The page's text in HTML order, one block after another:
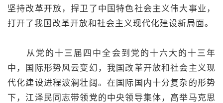
坚持改革开放，捍卫了中国特色社会主义伟大事业，
打开了我国改革开放和社会主义现代化建设新局面。
从党的十三届四中全会到党的十六大的十三年
中，国际形势风云变幻，我国改革开放和社会主义现
代化建设进程波澜壮阔。在国际国内十分复杂的形势
下，江泽民同志带领党的中央领导集体，高举马克思